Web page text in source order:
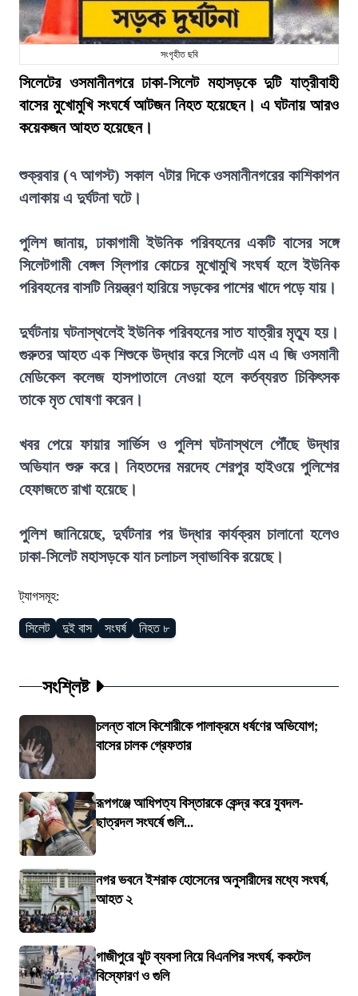
সংগৃহীত ছবি
সিলেটের ওসমানীনগরে ঢাকা-সিলেট মহাসড়কে দুটি যাত্রীবাহী
বাসের মুখোমুখি সংঘর্ষে আটজন নিহত হয়েছেন। এ ঘটনায় আরও
কয়েকজন আহত হয়েছেন।
শুক্রবার (৭ আগস্ট) সকাল ৭টার দিকে ওসমানীনগরের কাশিকাপন
এলাকায় এ দুর্ঘটনা ঘটে।
পুলিশ জানায়, ঢাকাগামী ইউনিক পরিবহনের একটি বাসের সঙ্গে
সিলেটগামী বেঙ্গল স্লিপার কোচের মুখোমুখি সংঘর্ষ হলে ইউনিক
পরিবহনের বাসটি নিয়ন্ত্রণ হারিয়ে সড়কের পাশের খাদে পড়ে যায়।
দুর্ঘটনায় ঘটনাস্থলেই ইউনিক পরিবহনের সাত যাত্রীর মৃত্যু হয়।
গুরুতর আহত এক শিশুকে উদ্ধার করে সিলেট এম এ জি ওসমানী
মেডিকেল কলেজ হাসপাতালে নেওয়া হলে কর্তব্যরত চিকিৎসক
তাকে মৃত ঘোষণা করেন।
খবর পেয়ে ফায়ার সার্ভিস ও পুলিশ ঘটনাস্থলে পৌঁছে উদ্ধার
অভিযান শুরু করে। নিহতদের মরদেহ শেরপুর হাইওয়ে পুলিশের
হেফাজতে রাখা হয়েছে।
পুলিশ জানিয়েছে, দুর্ঘটনার পর উদ্ধার কার্যক্রম চালানো হলেও
ঢাকা-সিলেট মহাসড়কে যান চলাচল স্বাভাবিক রয়েছে।
ট্যাগসমূহ:
সিলেট দুই বাস সংঘর্ষ নিহত ৮
সংশ্লিষ্ট
চলন্ত বাসে কিশোরীকে পালাক্রমে ধর্ষণের অভিযোগ;
বাসের চালক গ্রেফতার
রূপগঞ্জে আধিপত্য বিস্তারকে কেন্দ্র করে যুবদল-
ছাত্রদল সংঘর্ষে গুলি...
নগর ভবনে ইশরাক হোসেনের অনুসারীদের মধ্যে সংঘর্ষ,
আহত ২
গাজীপুরে ঝুট ব্যবসা নিয়ে বিএনপির সংঘর্ষ, ককটেল
বিস্ফোরণ ও গুলি